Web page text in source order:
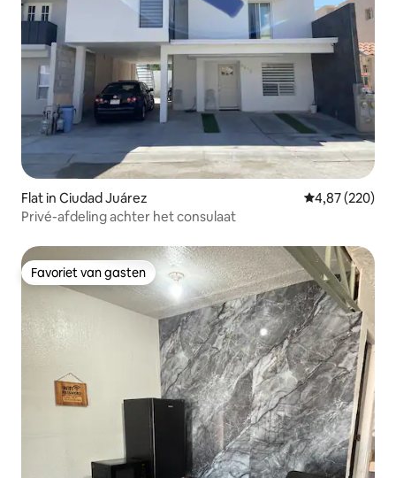
Flat in Ciudad Juárez Gemiddelde
4,87 (220)
Privé-afdeling achter het consulaat
Favoriet van gasten
Favoriet van gasten